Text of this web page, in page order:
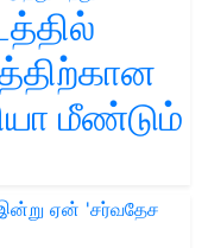
மீண்டும்